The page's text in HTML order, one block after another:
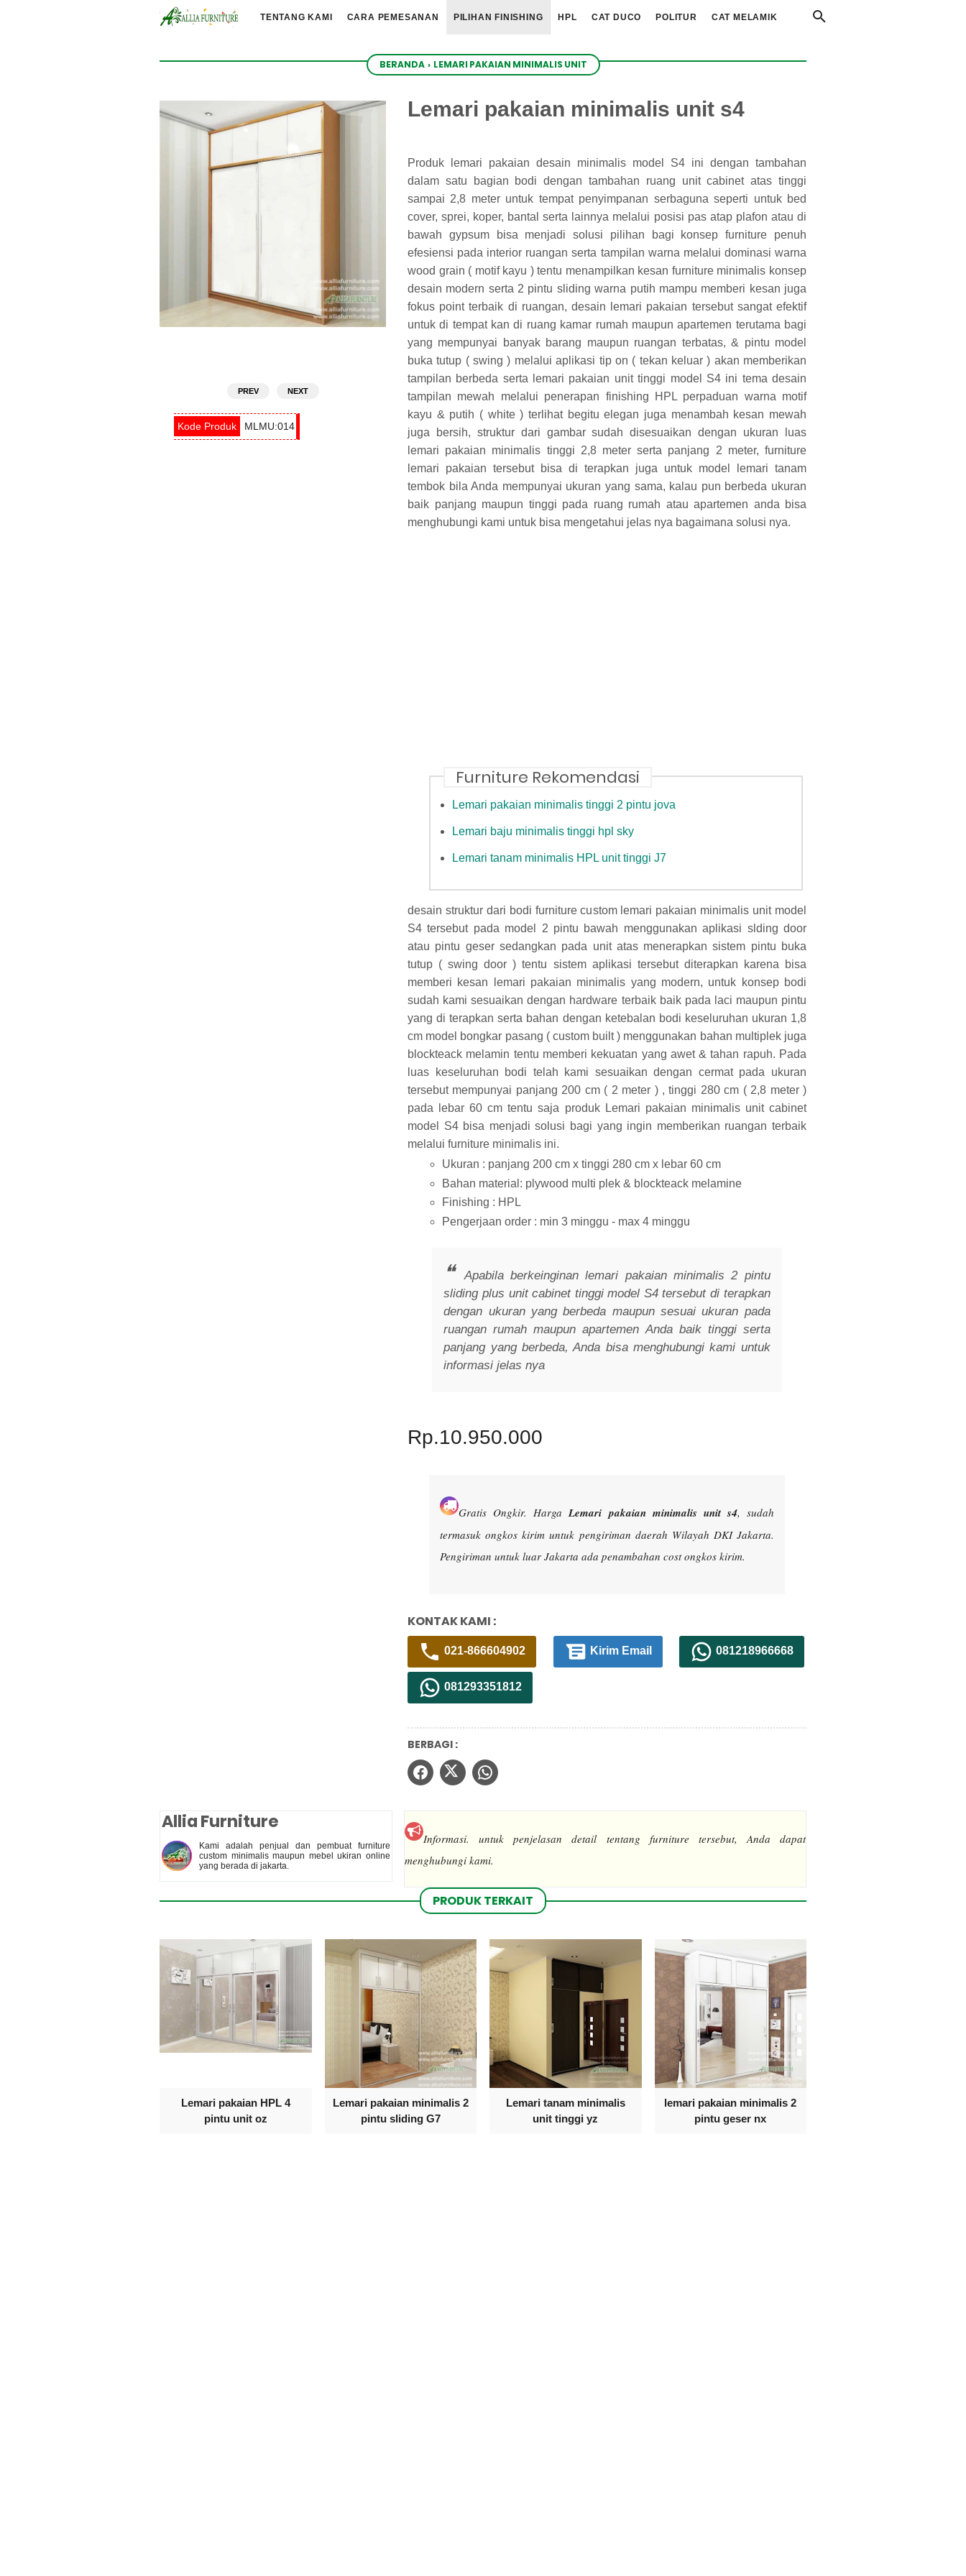
TENTANG KAMI CARA PEMESANAN PILIHAN FINISHING HPL CAT DUCO POLITUR CAT MELAMIK
BERANDA › LEMARI PAKAIAN MINIMALIS UNIT
Lemari pakaian minimalis unit s4
PREV NEXT
Produk lemari pakaian desain minimalis model S4 ini dengan tambahan
dalam satu bagian bodi dengan tambahan ruang unit cabinet atas tinggi
sampai 2,8 meter untuk tempat penyimpanan serbaguna seperti untuk bed
cover, sprei, koper, bantal serta lainnya melalui posisi pas atap plafon atau di
bawah gypsum bisa menjadi solusi pilihan bagi konsep furniture penuh
efesiensi pada interior ruangan serta tampilan warna melalui dominasi warna
wood grain ( motif kayu ) tentu menampilkan kesan furniture minimalis konsep
desain modern serta 2 pintu sliding warna putih mampu memberi kesan juga
fokus point terbaik di ruangan, desain lemari pakaian tersebut sangat efektif
untuk di tempat kan di ruang kamar rumah maupun apartemen terutama bagi
yang mempunyai banyak barang maupun ruangan terbatas, & pintu model
buka tutup ( swing ) melalui aplikasi tip on ( tekan keluar ) akan memberikan
tampilan berbeda serta lemari pakaian unit tinggi model S4 ini tema desain
tampilan mewah melalui penerapan finishing HPL perpaduan warna motif
kayu & putih ( white ) terlihat begitu elegan juga menambah kesan mewah
juga bersih, struktur dari gambar sudah disesuaikan dengan ukuran luas
lemari pakaian minimalis tinggi 2,8 meter serta panjang 2 meter, furniture
lemari pakaian tersebut bisa di terapkan juga untuk model lemari tanam
tembok bila Anda mempunyai ukuran yang sama, kalau pun berbeda ukuran
baik panjang maupun tinggi pada ruang rumah atau apartemen anda bisa
menghubungi kami untuk bisa mengetahui jelas nya bagaimana solusi nya.
Furniture Rekomendasi
Lemari pakaian minimalis tinggi 2 pintu jova
Lemari baju minimalis tinggi hpl sky
Lemari tanam minimalis HPL unit tinggi J7
desain struktur dari bodi furniture custom lemari pakaian minimalis unit model
S4 tersebut pada model 2 pintu bawah menggunakan aplikasi slding door
atau pintu geser sedangkan pada unit atas menerapkan sistem pintu buka
tutup ( swing door ) tentu sistem aplikasi tersebut diterapkan karena bisa
memberi kesan lemari pakaian minimalis yang modern, untuk konsep bodi
sudah kami sesuaikan dengan hardware terbaik baik pada laci maupun pintu
yang di terapkan serta bahan dengan ketebalan bodi keseluruhan ukuran 1,8
cm model bongkar pasang ( custom built ) menggunakan bahan multiplek juga
blockteack melamin tentu memberi kekuatan yang awet & tahan rapuh. Pada
luas keseluruhan bodi telah kami sesuaikan dengan cermat pada ukuran
tersebut mempunyai panjang 200 cm ( 2 meter ) , tinggi 280 cm ( 2,8 meter )
pada lebar 60 cm tentu saja produk Lemari pakaian minimalis unit cabinet
model S4 bisa menjadi solusi bagi yang ingin memberikan ruangan terbaik
melalui furniture minimalis ini.
Ukuran : panjang 200 cm x tinggi 280 cm x lebar 60 cm
Bahan material: plywood multi plek & blockteack melamine
Finishing : HPL
Pengerjaan order : min 3 minggu - max 4 minggu
Apabila berkeinginan lemari pakaian minimalis 2 pintu
sliding plus unit cabinet tinggi model S4 tersebut di terapkan
dengan ukuran yang berbeda maupun sesuai ukuran pada
ruangan rumah maupun apartemen Anda baik tinggi serta
panjang yang berbeda, Anda bisa menghubungi kami untuk
informasi jelas nya
MLMU:014
Rp.10.950.000
Gratis Ongkir.HargaLemari pakaian minimalis unit s4, sudah
termasuk ongkos kirim untuk pengiriman daerah Wilayah DKI Jakarta.
Pengiriman untuk luar Jakarta ada penambahan cost ongkos kirim.
KONTAK KAMI :
021-866604902 Kirim Email 081218966668
081293351812
BERBAGI :
Allia Furniture
Kami adalah penjual dan pembuat furniture
custom minimalis maupun mebel ukiran online
yang berada di jakarta.
Informasi.untuk penjelasan detail tentang furniture tersebut, Anda dapat
menghubungi kami.
PRODUK TERKAIT
Lemari pakaian HPL 4
pintu unit oz
Lemari pakaian minimalis 2
pintu sliding G7
Lemari tanam minimalis
unit tinggi yz
lemari pakaian minimalis 2
pintu geser nx